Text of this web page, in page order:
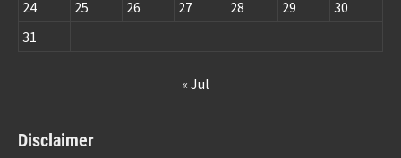
24
25 26 27 28 29
30
31
« Jul
Disclaimer